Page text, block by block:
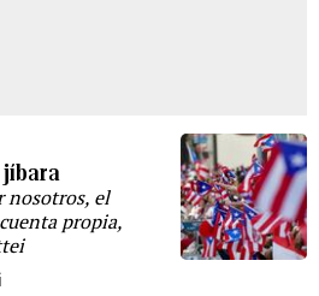
jíbara
nosotros, el
propia,